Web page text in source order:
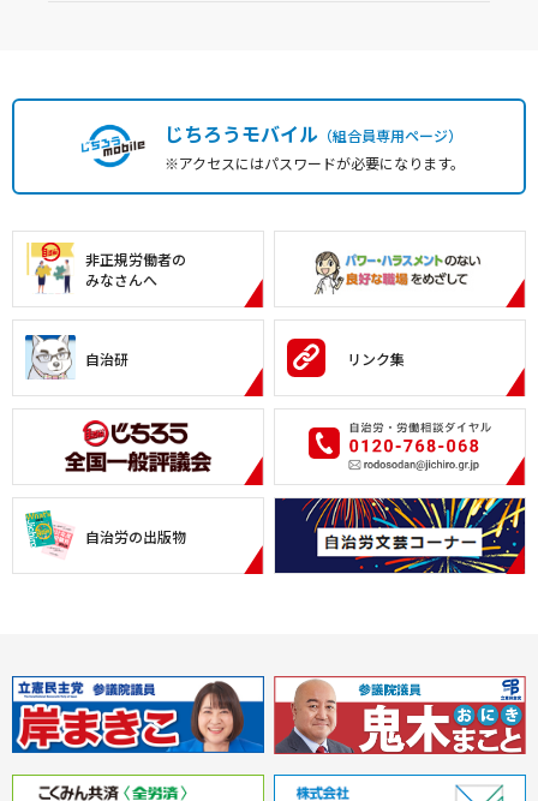
じちろうモバイル（組合員専用ページ）
※アクセスにはパスワードが必要になります。
非正規労働者の
みなさんへ
自治研 リンク集
自治労の出版物